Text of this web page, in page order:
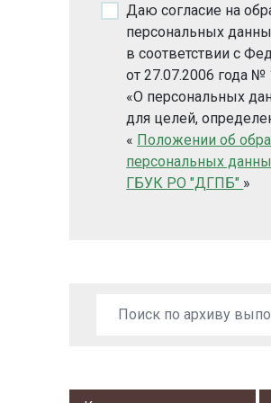
Даю согласие на
персональных
в соответствии с
от 27.07.2006 года
«О персональных
для целей,
« Положении об
персональных
ГБУК РО "ДГПБ" »